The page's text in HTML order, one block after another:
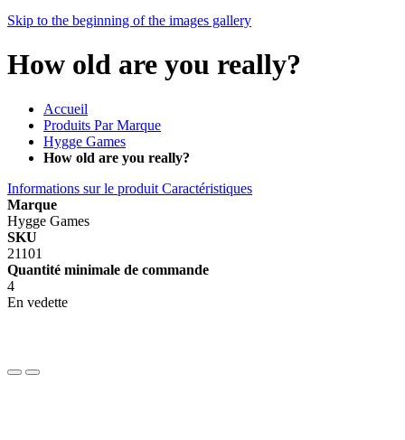
Skip to the beginning of the images gallery
How old are you really?
Accueil
Produits Par Marque
Hygge Games
How old are you really?
Informations sur le produit Caractéristiques
Marque
Hygge Games
SKU
21101
Quantité minimale de commande
4
En vedette